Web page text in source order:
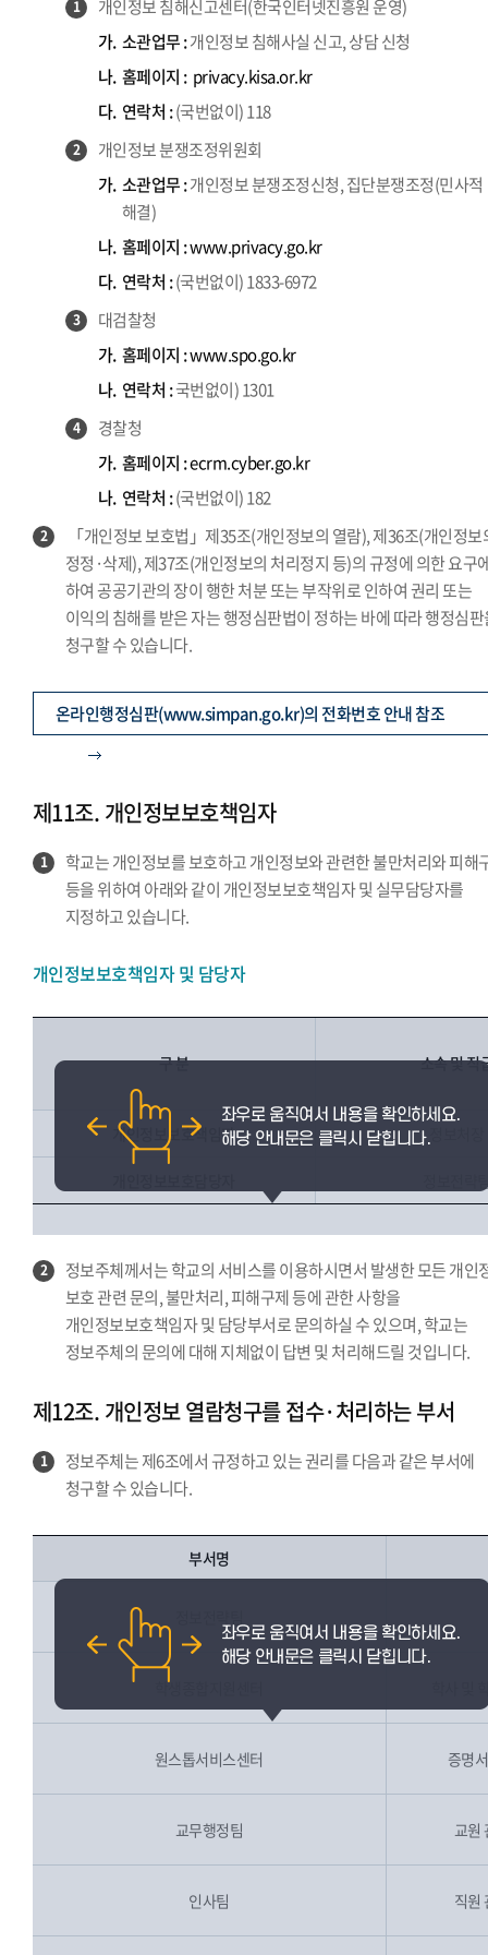
1
개인정보 침해신고센터(한국인터넷진흥원 운영)
가. 소관업무 :개인정보 침해사실 신고, 상담 신청
나. 홈페이지 : privacy.kisa.or.kr
다. 연락처 :(국번없이) 118
2
개인정보 분쟁조정위원회
가. 소관업무 :개인정보 분쟁조정신청, 집단분쟁조정(민사적
해결)
나. 홈페이지 :www.privacy.go.kr
다. 연락처 :(국번없이) 1833-6972
3
대검찰청
가. 홈페이지 :www.spo.go.kr
나. 연락처 :국번없이) 1301
4
경찰청
가. 홈페이지 :ecrm.cyber.go.kr
나. 연락처 :(국번없이) 182
2
「개인정보 보호법」제35조(개인정보의 열람), 제36조(개인정보
정정·삭제), 제37조(개인정보의 처리정지 등)의 규정에 의한 요구
하여 공공기관의 장이 행한 처분 또는 부작위로 인하여 권리 또는
이익의 침해를 받은 자는 행정심판법이 정하는 바에 따라 행정심
청구할 수 있습니다.
온라인행정심판(www.simpan.go.kr)의 전화번호 안내 참조
제11조. 개인정보보호책임자
1
학교는 개인정보를 보호하고 개인정보와 관련한 불만처리와 피해
등을 위하여 아래와 같이 개인정보보호책임자 및 실무담당자를
지정하고 있습니다.
개인정보보호책임자 및 담당자
구 분 소속 및 직
개인정보보호책임자
2
정보주체께서는 학교의 서비스를 이용하시면서 발생한 모든 개인
보호 관련 문의, 불만처리, 피해구제 등에 관한 사항을
개인정보보호책임자 및 담당부서로 문의하실 수 있으며, 학교는
정보주체의 문의에 대해 지체없이 답변 및 처리해드릴 것입니다.
제12조. 개인정보 열람청구를 접수·처리하는 부서
1
정보주체는 제6조에서 규정하고 있는 권리를 다음과 같은 부서에
청구할 수 있습니다.
부서명
학생종합지원센터
원스톱서비스센터 증명
교무행정팀 교원
인사팀 직원